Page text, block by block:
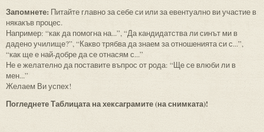
Запомнете: Питайте главно за себе си или за евентуално ви участие в
някакъв процес.
Например: “как да помогна на...”, “Да кандидатства ли синът ми в
дадено училище?”, “Какво трябва да знаем за отношенията си с...”,
“как ще е най-добре да се отнасям с...”
Не е желателно да поставите въпрос от рода: “Ще се влюби ли в
мен...”
Желаем Ви успех!
Погледнете Таблицата на хексаграмите (на снимката)!